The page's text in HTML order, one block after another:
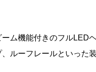
ム機能付きのフルLED
ルーフレールといった